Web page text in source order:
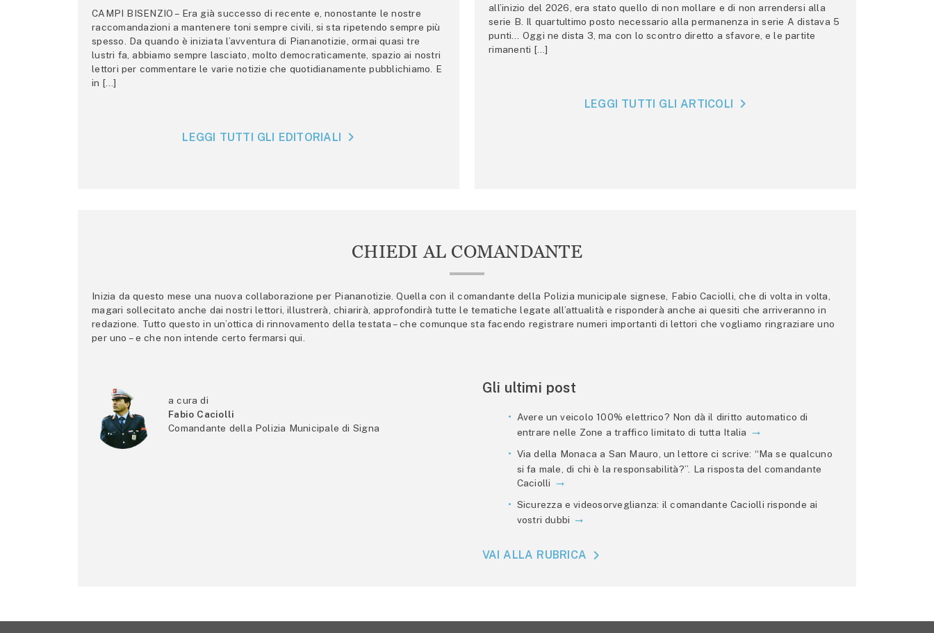
CAMPI BISENZIO – Era già successo di recente e, nonostante le nostre
raccomandazioni a mantenere toni sempre civili, si sta ripetendo sempre più
spesso. Da quando è iniziata l’avventura di Piananotizie, ormai quasi tre
lustri fa, abbiamo sempre lasciato, molto democraticamente, spazio ai nostri
lettori per commentare le varie notizie che quotidianamente pubblichiamo. E
in […]
LEGGI TUTTI GLI EDITORIALI
all’inizio del 2026, era stato quello di non mollare e di non arrendersi alla
serie B. Il quartultimo posto necessario alla permanenza in serie A distava 5
punti… Oggi ne dista 3, ma con lo scontro diretto a sfavore, e le partite
rimanenti […]
LEGGI TUTTI GLI ARTICOLI
CHIEDI AL COMANDANTE
Inizia da questo mese una nuova collaborazione per Piananotizie. Quella con il comandante della Polizia municipale signese, Fabio Caciolli, che di volta in volta,
magari sollecitato anche dai nostri lettori, illustrerà, chiarirà, approfondirà tutte le tematiche legate all’attualità e risponderà anche ai quesiti che arriveranno in
redazione. Tutto questo in un’ottica di rinnovamento della testata – che comunque sta facendo registrare numeri importanti di lettori che vogliamo ringraziare uno
per uno – e che non intende certo fermarsi qui.
a cura di
Fabio Caciolli
Comandante della Polizia Municipale di Signa
Gli ultimi post
Avere un veicolo 100% elettrico? Non dà il diritto automatico di
entrare nelle Zone a traffico limitato di tutta Italia
Via della Monaca a San Mauro, un lettore ci scrive: “Ma se qualcuno
si fa male, di chi è la responsabilità?”. La risposta del comandante
Caciolli
Sicurezza e videosorveglianza: il comandante Caciolli risponde ai
vostri dubbi
VAI ALLA RUBRICA